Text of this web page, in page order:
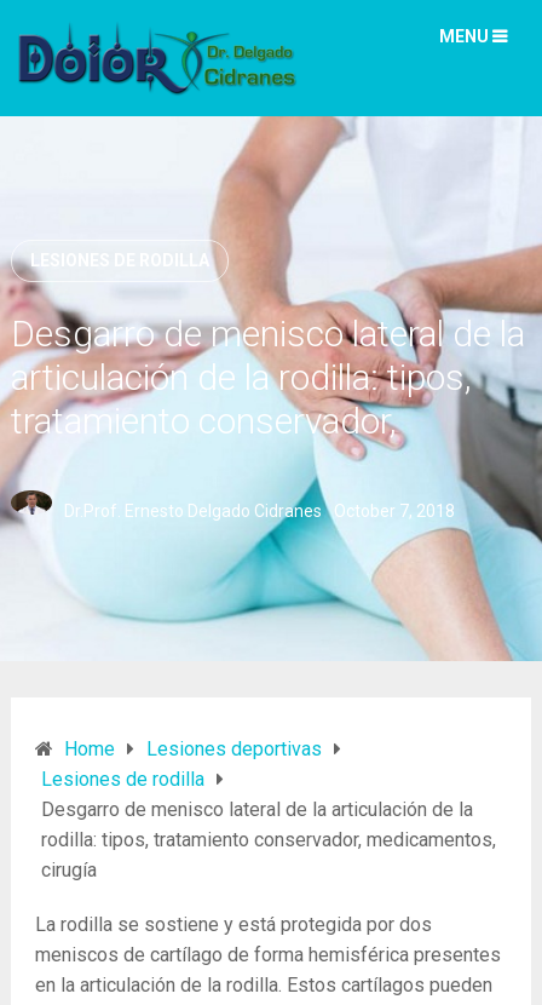
MENU
LESIONES DE RODILLA
Desgarro de menisco lateral de la
articulación de la rodilla: tipos,
tratamiento conservador,
medicamentos, cirugía
Dr.Prof. Ernesto Delgado Cidranes October 7, 2018
Home
Lesiones deportivas
Lesiones de rodilla
Desgarro de menisco lateral de la articulación de la
rodilla: tipos, tratamiento conservador, medicamentos,
cirugía
La rodilla se sostiene y está protegida por dos
meniscos de cartílago de forma hemisférica presentes
en la articulación de la rodilla. Estos cartílagos pueden